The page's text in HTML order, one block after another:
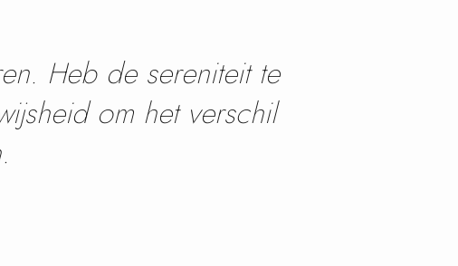
Heb de sereniteit te
om het verschil